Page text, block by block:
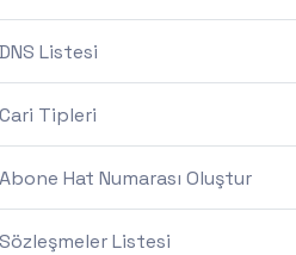
DNS Listesi
Cari Tipleri
Abone Hat Numarası Oluştur
Sözleşmeler Listesi